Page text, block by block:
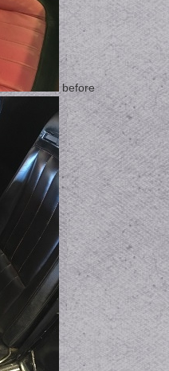
before